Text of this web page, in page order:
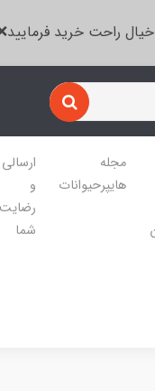
راحت خرید
مجله
هایپرحیوانات
ارسالی
و
رضایت
شما